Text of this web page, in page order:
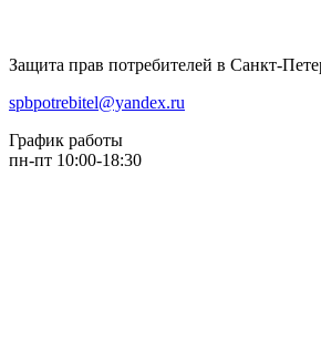
Защита прав потребителей в Санкт-
spbpotrebitel@yandex.ru
График работы
пн-пт 10:00-18:30